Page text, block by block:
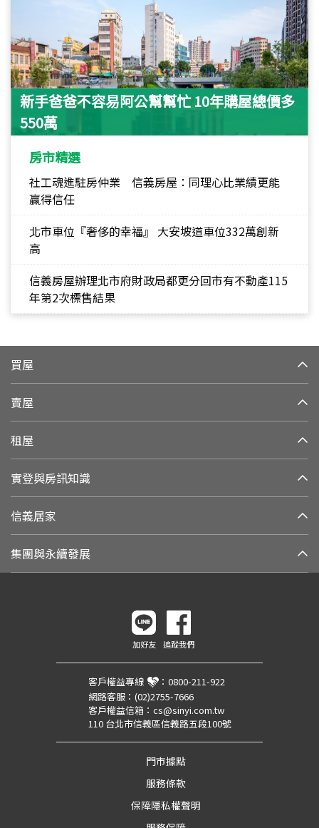
新手爸爸不容易阿公幫幫忙 10年購屋總價多
550萬
房市精選
社工魂進駐房仲業 信義房屋：同理心比業績更能
贏得信任
北市車位『奢侈的幸福』 大安坡道車位332萬創新
高
信義房屋辦理北市府財政局都更分回市有不動產115
年第2次標售結果
買屋
賣屋
租屋
實登與房訊知識
信義居家
集團與永續發展
加好友 追蹤我們
客戶權益專線 ： 0800-211-922
網路客服： (02)2755-7666
客戶權益信箱： cs@sinyi.com.tw
110 台北市信義區信義路五段100號
門市據點
服務條款
保障隱私權聲明